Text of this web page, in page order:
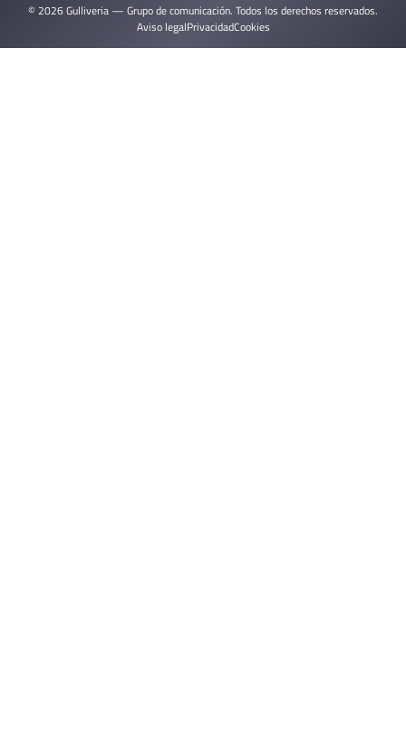
© 2026 Gulliveria — Grupo de comunicación. Todos los derechos reservados.
Aviso legalPrivacidadCookies